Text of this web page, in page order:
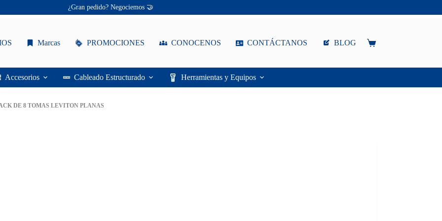
Ofertas únicas te esperan ✨
Marcas PROMOCIONES CONOCENOS CONTÁCTANOS BLOG
Carro
Accesorios Cableado Estructurado Herramientas y Equipos
DE 8 TOMAS LEVITON PLANAS